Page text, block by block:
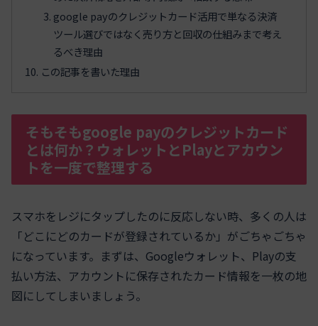
google payのクレジットカード活用で単なる決済
ツール選びではなく売り方と回収の仕組みまで考え
るべき理由
この記事を書いた理由
そもそもgoogle payのクレジットカード
とは何か？ウォレットとPlayとアカウン
トを一度で整理する
スマホをレジにタップしたのに反応しない時、多くの人は
「どこにどのカードが登録されているか」がごちゃごちゃ
になっています。まずは、Googleウォレット、Playの支
払い方法、アカウントに保存されたカード情報を一枚の地
図にしてしまいましょう。